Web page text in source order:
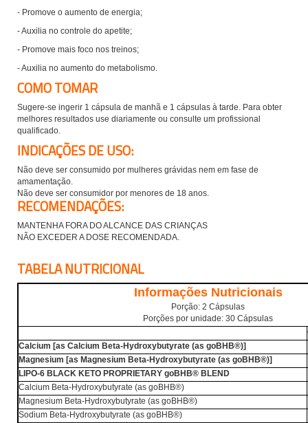
- Promove o aumento de energia;
- Auxilia no controle do apetite;
- Promove mais foco nos treinos;
- Auxilia no aumento do metabolismo.
COMO TOMAR
Sugere-se ingerir 1 cápsula de manhã e 1 cápsulas à tarde. Para obter
melhores resultados use diariamente ou consulte um profissional
qualificado.
INDICAÇÕES DE USO:
Não deve ser consumido por mulheres grávidas nem em fase de
amamentação.
Não deve ser consumidor por menores de 18 anos.
RECOMENDAÇÕES:
MANTENHA FORA DO ALCANCE DAS CRIANÇAS
NÃO EXCEDER A DOSE RECOMENDADA.
TABELA NUTRICIONAL
Informações Nutricionais
Porção: 2 Cápsulas
Porções por unidade: 30 Cápsulas
Calcium [as Calcium Beta-Hydroxybutyrate (as goBHB®)]
Magnesium [as Magnesium Beta-Hydroxybutyrate (as goBHB®)]
LIPO-6 BLACK KETO PROPRIETARY goBHB® BLEND
Calcium Beta-Hydroxybutyrate (as goBHB®)
Magnesium Beta-Hydroxybutyrate (as goBHB®)
Sodium Beta-Hydroxybutyrate (as goBHB®)